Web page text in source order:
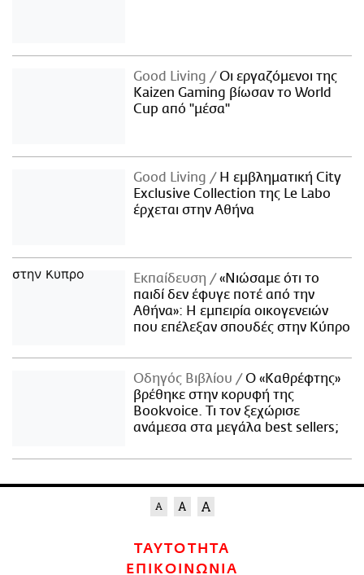
Good Living
Οι εργαζόμενοι της
Kaizen Gaming βίωσαν το World
Cup από "μέσα"
Good Living
Η εμβληματική City
Exclusive Collection της Le Labo
έρχεται στην Αθήνα
Εκπαίδευση
«Νιώσαμε ότι το
παιδί δεν έφυγε ποτέ από την
Αθήνα»: Η εμπειρία οικογενειών
που επέλεξαν σπουδές στην Κύπρο
Οδηγός Βιβλίου
Ο «Καθρέφτης»
βρέθηκε στην κορυφή της
Bookvoice. Τι τον ξεχώρισε
ανάμεσα στα μεγάλα best sellers;
ΤΑΥΤΟΤΗΤΑ
ΕΠΙΚΟΙΝΩΝΙΑ